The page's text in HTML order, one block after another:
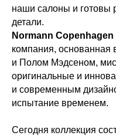
наши салоны и готовы
детали.
Normann Copenhagen
компания, основанная
и Полом Мэдсеном,
оригинальные и
и современным
испытание временем.
Сегодня коллекция